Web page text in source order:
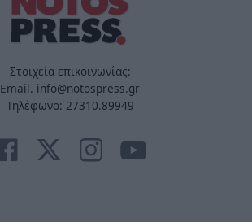
Στοιχεία επικοινωνίας:
Email. info@notospress.gr
Τηλέφωνο: 27310.89949